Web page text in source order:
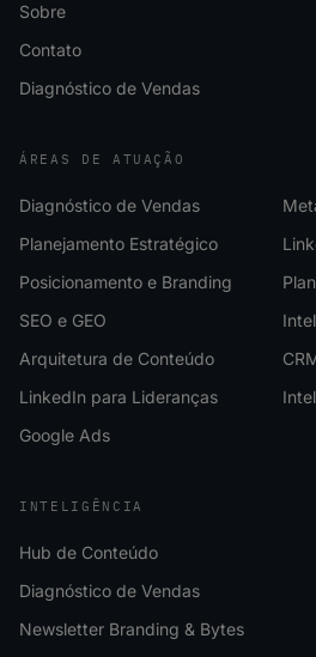
Sobre
Contato
Diagnóstico de Vendas
ÁREAS DE ATUAÇÃO
Diagnóstico de Vendas
Planejamento Estratégico
Posicionamento e Branding
SEO e GEO
Arquitetura de Conteúdo
LinkedIn para Lideranças
Google Ads
INTELIGÊNCIA
Hub de Conteúdo
Diagnóstico de Vendas
Newsletter Branding & Bytes